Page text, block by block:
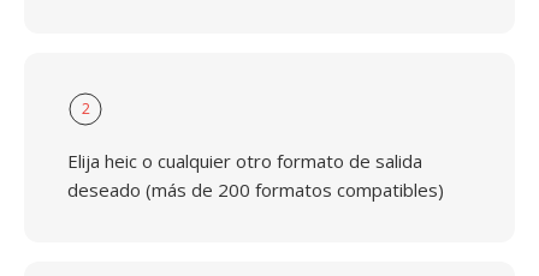
2
Elija heic o cualquier otro formato de salida
deseado (más de 200 formatos compatibles)